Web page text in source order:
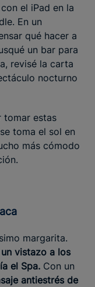
el iPad en la
En un
qué hacer a
un bar para
revisé la carta
nocturno
tomar estas
toma el sol en
más cómodo
margarita.
vistazo a los
el Spa. Con un
antiestrés de